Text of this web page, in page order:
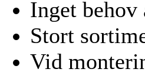
Inget behov
Stort
Vid